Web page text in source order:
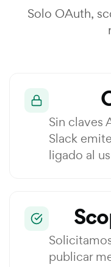
Solo OAuth,
Sin claves
Slack
ligado al
publicar